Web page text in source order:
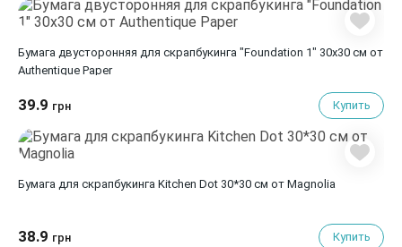
Бумага двусторонняя для скрапбукинга "Foundation 1" 30х30 см от
Authentique Paper
39.9 грн Купить
Бумага для скрапбукинга Kitchen Dot 30*30 см от Magnolia
38.9 грн Купить